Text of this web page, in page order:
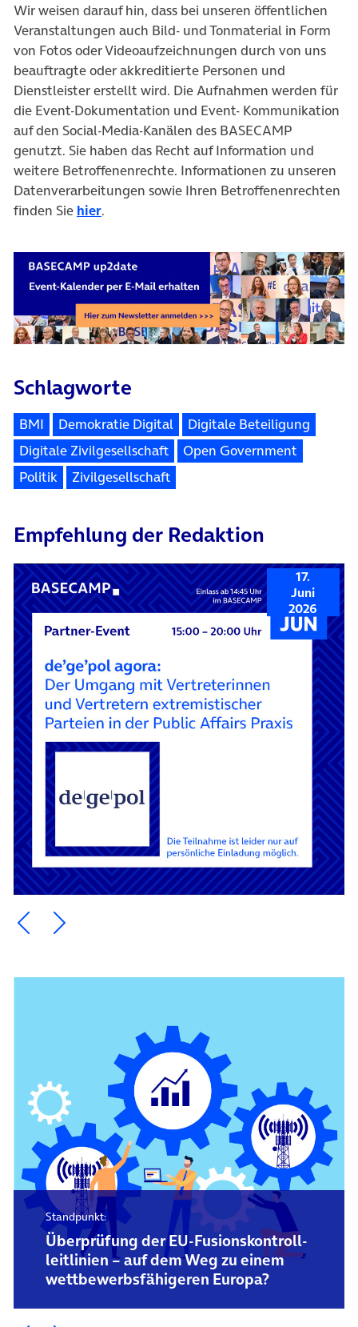
Wir weisen darauf hin, dass bei unseren öffentlichen
Veranstaltungen auch Bild- und Tonmaterial in Form
von Fotos oder Videoaufzeichnungen durch von uns
beauftragte oder akkreditierte Personen und
Dienstleister erstellt wird. Die Aufnahmen werden für
die Event-Dokumentation und Event- Kommunikation
auf den Social-Media-Kanälen des BASECAMP
genutzt. Sie haben das Recht auf Information und
weitere Betroffenenrechte. Informationen zu unseren
Datenverarbeitungen sowie Ihren Betroffenenrechten
finden Sie hier.
Schlagworte
BMI Demokratie Digital
Digitale Beteiligung
Digitale Zivilgesellschaft
Open Government
Politik
Zivilgesellschaft
Empfehlung der Redaktion
17.
Juni
2026
Ein Element zurück blättern
Ein Element weiter blättern
Standpunkt:
Überprüfung der EU-Fusions­kontroll­
leitlinien – auf dem Weg zu einem
wettbewerbs­fähigeren Europa?